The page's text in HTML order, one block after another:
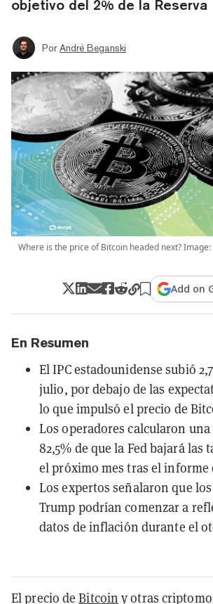
objetivo del 2% de la Reserva
Por André Beganski
Where is the price of Bitcoin headed next?
Add on
En Resumen
El IPC estadounidense subió
julio, por debajo de las
lo que impulsó el precio de
Los operadores calcularon
82,5% de que la Fed bajará las
el próximo mes tras el
Los expertos señalaron que
Trump podrían comenzar a
datos de inflación durante el
El precio deBitcoin y otras